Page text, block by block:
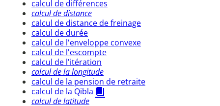
calcul de différences
calcul de distance
calcul de distance de freinage
calcul de durée
calcul de l'enveloppe convexe
calcul de l'escompte
calcul de l'itération
calcul de la longitude
calcul de la pension de retraite
calcul de la Qibla
calcul de latitude